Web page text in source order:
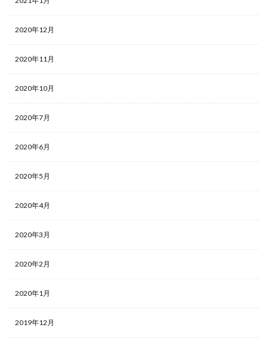
2020年12月
2020年11月
2020年10月
2020年7月
2020年6月
2020年5月
2020年4月
2020年3月
2020年2月
2020年1月
2019年12月